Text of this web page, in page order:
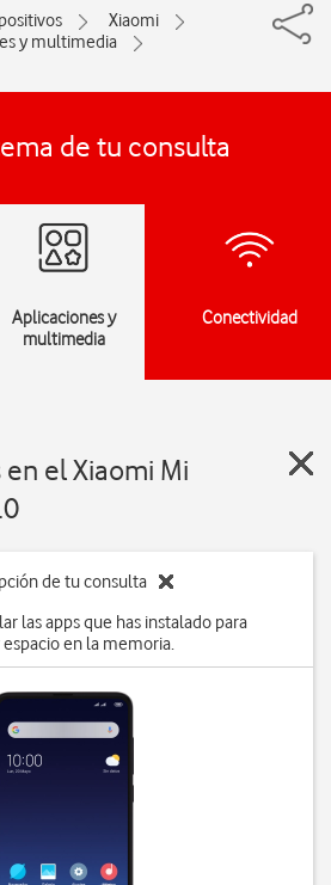
Xiaomi
y multimedia
de tu consulta
Aplicaciones y
multimedia
Conectividad
el Xiaomi Mi
de tu consulta
las apps que has instalado para
en la memoria.